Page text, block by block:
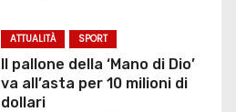
ATTUALITÀ SPORT
Il pallone della ‘Mano di Dio’
va all’asta per 10 milioni di
dollari